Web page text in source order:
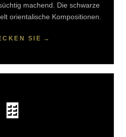
machend. Die schwarze
orientalische Kompositionen.
SIE
🍫